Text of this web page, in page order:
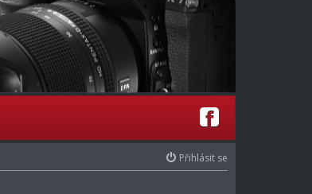
Přihlásit se